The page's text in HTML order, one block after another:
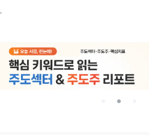
.